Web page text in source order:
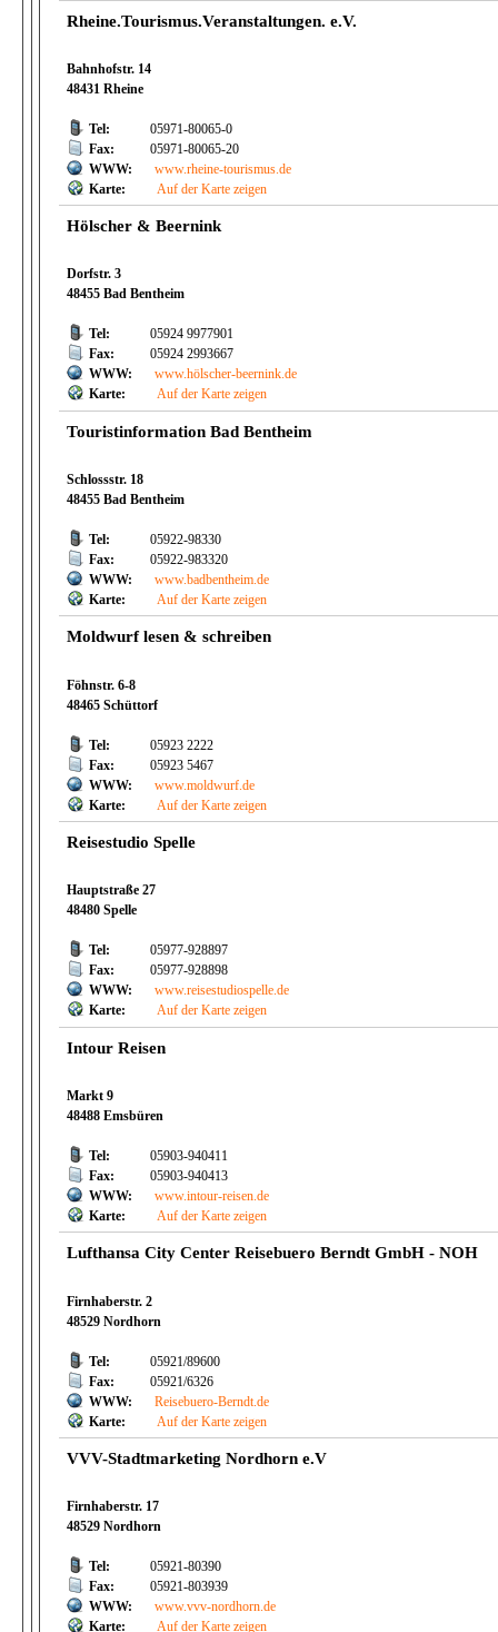
Rheine.Tourismus.Veranstaltungen. e.V.
Bahnhofstr. 14
48431 Rheine
Tel:
05971-80065-0
Fax:
05971-80065-20
WWW:
www.rheine-tourismus.de
Karte:
Auf der Karte zeigen
Hölscher & Beernink
Dorfstr. 3
48455 Bad Bentheim
Tel:
05924 9977901
Fax:
05924 2993667
WWW:
www.hölscher-beernink.de
Karte:
Auf der Karte zeigen
Touristinformation Bad Bentheim
Schlossstr. 18
48455 Bad Bentheim
Tel:
05922-98330
Fax:
05922-983320
WWW:
www.badbentheim.de
Karte:
Auf der Karte zeigen
Moldwurf lesen & schreiben
Föhnstr. 6-8
48465 Schüttorf
Tel:
05923 2222
Fax:
05923 5467
WWW:
www.moldwurf.de
Karte:
Auf der Karte zeigen
Reisestudio Spelle
Hauptstraße 27
48480 Spelle
Tel:
05977-928897
Fax:
05977-928898
WWW:
www.reisestudiospelle.de
Karte:
Auf der Karte zeigen
Intour Reisen
Markt 9
48488 Emsbüren
Tel:
05903-940411
Fax:
05903-940413
WWW:
www.intour-reisen.de
Karte:
Auf der Karte zeigen
Lufthansa City Center Reisebuero Berndt GmbH - NOH
Firnhaberstr. 2
48529 Nordhorn
Tel:
05921/89600
Fax:
05921/6326
WWW:
Reisebuero-Berndt.de
Karte:
Auf der Karte zeigen
VVV-Stadtmarketing Nordhorn e.V
Firnhaberstr. 17
48529 Nordhorn
Tel:
05921-80390
Fax:
05921-803939
WWW:
www.vvv-nordhorn.de
Karte:
Auf der Karte zeigen